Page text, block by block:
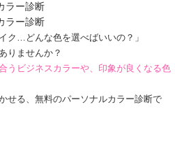
ラー診断
ラー診断
ク…どんな色を選べばいいの？」
りませんか？
うビジネスカラーや、印象が良くなる色
せる、無料のパーソナルカラー診断で